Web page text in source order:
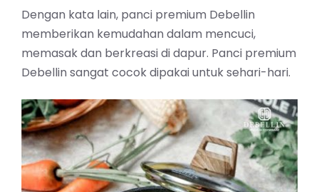
Dengan kata lain, panci premium Debellin
memberikan kemudahan dalam mencuci,
memasak dan berkreasi di dapur. Panci premium
Debellin sangat cocok dipakai untuk sehari-hari.